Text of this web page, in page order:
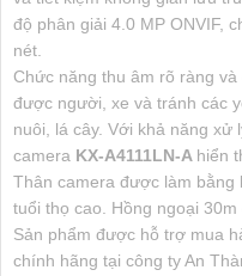
độ phân giải 4.0 MP ONVIF,
nét.
Chức năng thu âm rõ ràng
được người, xe và tránh các
nuôi, lá cây. Với khả năng xử
camera KX-A4111LN-A hiển
Thân camera được làm bằng
tuổi thọ cao. Hồng ngoại
Sản phẩm được hỗ trợ mua
chính hãng tại công ty An